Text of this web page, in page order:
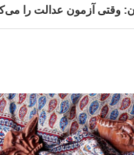
وقتی آزمون عدالت را